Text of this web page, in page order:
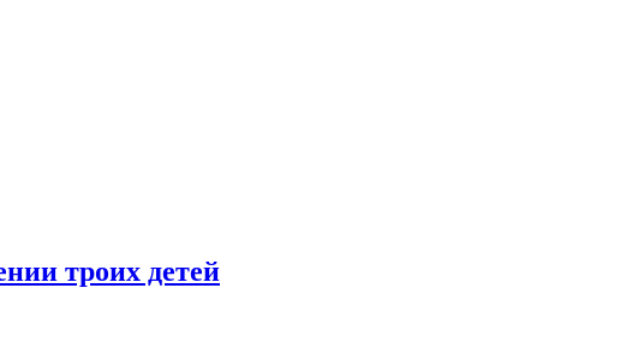
троих детей